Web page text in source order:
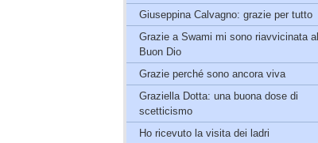
Giuseppina Calvagno: grazie per tutto
Grazie a Swami mi sono riavvicinata al
Buon Dio
Grazie perché sono ancora viva
Graziella Dotta: una buona dose di
scetticismo
Ho ricevuto la visita dei ladri